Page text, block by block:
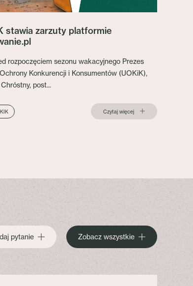
stawia zarzuty platformie
rozpoczęciem sezonu wakacyjnego Prezes
Konkurencji i Konsumentów (UOKiK),
post...
Czytaj więcej
pytanie Zobacz wszystkie